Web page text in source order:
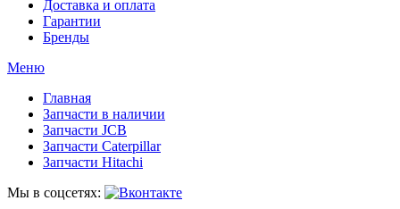
Доставка и оплата
Гарантии
Бренды
Меню
Главная
Запчасти в наличии
Запчасти JCB
Запчасти Caterpillar
Запчасти Hitachi
Мы в соцсетях: